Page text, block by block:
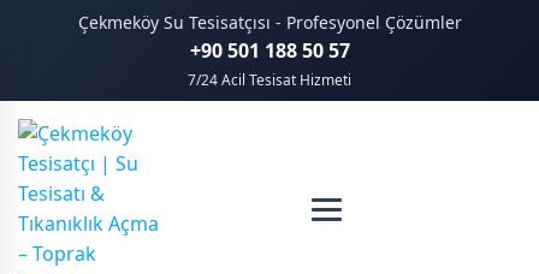
Çekmeköy Su Tesisatçısı - Profesyonel Çözümler
+90 501 188 50 57
7/24 Acil Tesisat Hizmeti
Etiket: Çekmeköy